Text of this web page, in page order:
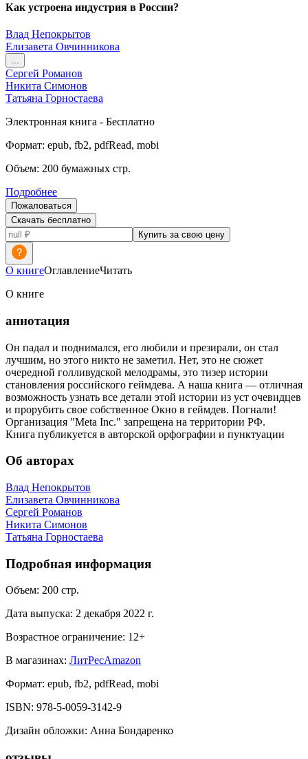
Как устроена индустрия в России?
Влад Непокрытов
Елизавета Овчинникова
...
Сергей Романов
Никита Симонов
Татьяна Горностаева
Электронная книга - Бесплатно
Формат: epub, fb2, pdfRead, mobi
Объем: 200 бумажных стр.
Подробнее
Пожаловаться
Скачать бесплатно
Купить за свою цену
О книгеОглавлениеЧитать
О книге
аннотация
Он падал и поднимался, его любили и презирали, он стал
лучшим, но этого никто не заметил. Нет, это не сюжет
очередной голливудской мелодрамы, это тизер истории
становления российского геймдева. А наша книга — отличная
возможность узнать все детали этой истории из уст очевидцев
и прорубить свое собственное Окно в геймдев. Погнали!
Организация "Meta Inc." запрещена на территории РФ.
Книга публикуется в авторской орфографии и пунктуации
Об авторах
Влад Непокрытов
Елизавета Овчинникова
Сергей Романов
Никита Симонов
Татьяна Горностаева
Подробная информация
Объем: 200 стр.
Дата выпуска: 2 декабря 2022 г.
Возрастное ограничение: 12+
В магазинах: ЛитРесAmazon
Формат: epub, fb2, pdfRead, mobi
ISBN: 978-5-0059-3142-9
Дизайн обложки: Анна Бондаренко